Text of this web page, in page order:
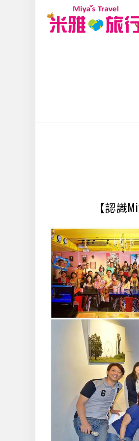
【認識